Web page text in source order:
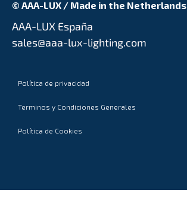
© AAA-LUX / Made in the Netherlands
AAA-LUX España
sales@aaa-lux-lighting.com
Política de privacidad
Terminos y Condiciones Generales
Política de Cookies